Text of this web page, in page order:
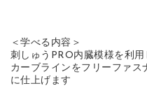
＜学べる内容＞
刺しゅうPRO内臓模様を利用
カーブラインをフリーファス
に仕上げます